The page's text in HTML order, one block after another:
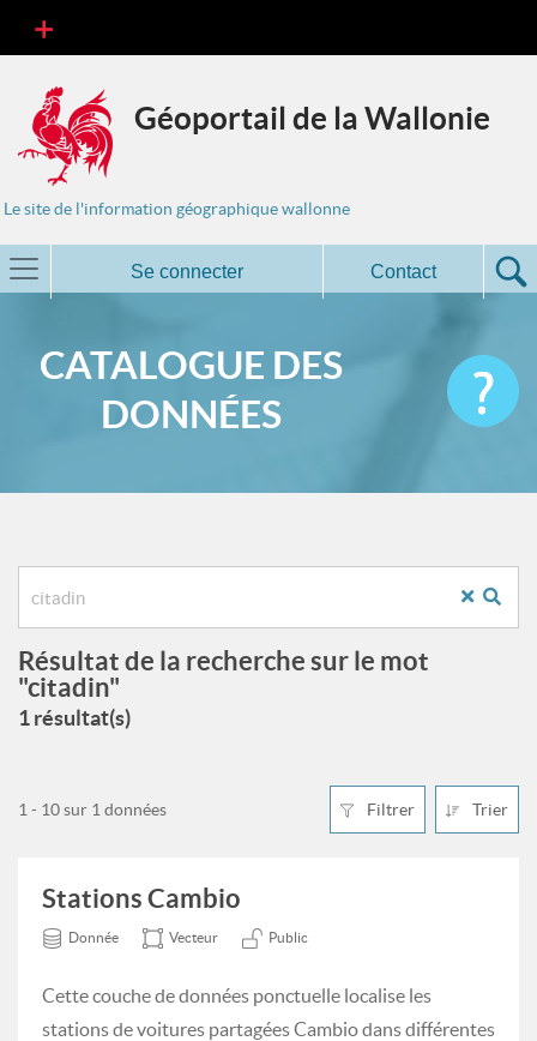
Géoportail de la Wallonie
Le site de l'information géographique wallonne
Se connecter Contact
CATALOGUE DES
DONNÉES
Résultat de la recherche sur le mot
"citadin"
1 résultat(s)
Filtrer Trier
1 - 10 sur 1 données
Stations Cambio
Donnée Vecteur Public
Cette couche de données ponctuelle localise les
stations de voitures partagées Cambio dans différentes